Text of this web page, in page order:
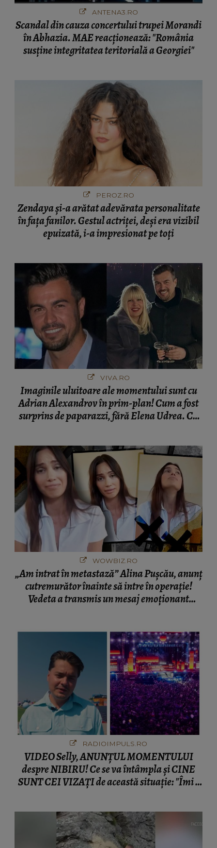
ANTENA3.RO
Scandal din cauza concertului trupei Morandi
în Abhazia. MAE reacționează: "România
susține integritatea teritorială a Georgiei"
PEROZ.RO
Zendaya și-a arătat adevărata personalitate
în fața fanilor. Gestul actriței, deși era vizibil
epuizată, i-a impresionat pe toți
VIVA.RO
Imaginile uluitoare ale momentului sunt cu
Adrian Alexandrov în prim-plan! Cum a fost
surprins de paparazzi, fără Elena Udrea. Cu
WOWBIZ.RO
„Am intrat în metastază” Alina Pușcău, anunț
cutremurător înainte să intre în operație!
Vedeta a transmis un mesaj emoționant
RADIOIMPULS.RO
VIDEO Selly, ANUNȚUL MOMENTULUI
despre NIBIRU! Ce se va întâmpla și CINE
SUNT CEI VIZAȚI de această situație: "Îmi e